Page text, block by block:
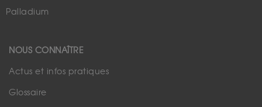
Palladium
NOUS CONNAÎTRE
Actus et infos pratiques
Glossaire